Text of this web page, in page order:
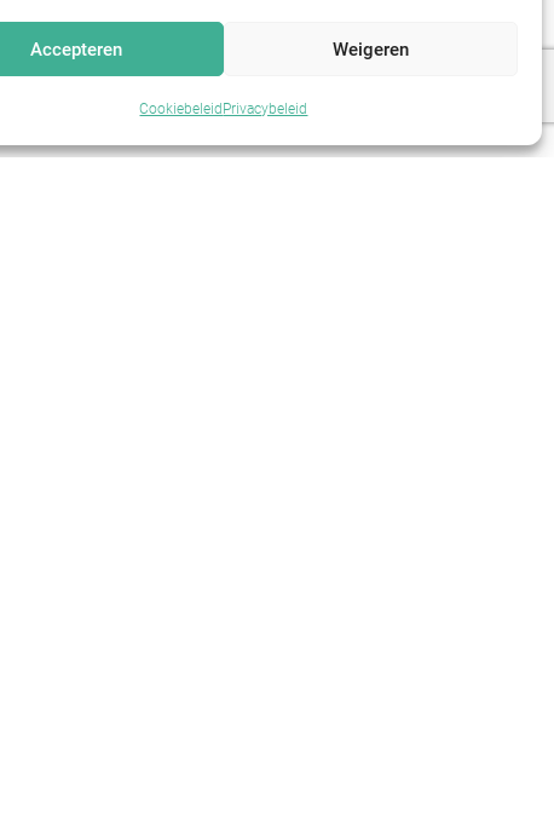
Accepteren Weigeren
Cookiebeleid Privacybeleid